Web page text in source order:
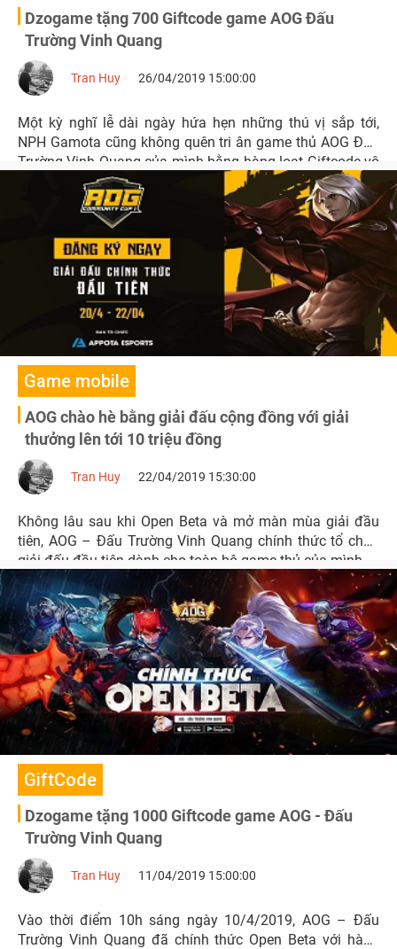
Dzogame tặng 700 Giftcode game AOG Đấu
Trường Vinh Quang
Tran Huy 26/04/2019 15:00:00
Một kỳ nghĩ lễ dài ngày hứa hẹn những thú vị sắp tới,
NPH Gamota cũng không quên tri ân game thủ AOG Đấu
Trường Vinh Quang của mình bằng hàng loạt Giftcode vô
cùng giá trị. 700 Giftcode với nhiều phần quà hấp dẫn
đang chờ đợi các độc giả của Dzogame.
Game mobile
AOG chào hè bằng giải đấu cộng đồng với giải
thưởng lên tới 10 triệu đồng
Tran Huy 22/04/2019 15:30:00
Không lâu sau khi Open Beta và mở màn mùa giải đầu
tiên, AOG – Đấu Trường Vinh Quang chính thức tổ chức
giải đấu đầu tiên dành cho toàn bộ game thủ của mình.
GiftCode
Dzogame tặng 1000 Giftcode game AOG - Đấu
Trường Vinh Quang
Tran Huy 11/04/2019 15:00:00
Vào thời điểm 10h sáng ngày 10/4/2019, AOG – Đấu
Trường Vinh Quang đã chính thức Open Beta với hàng